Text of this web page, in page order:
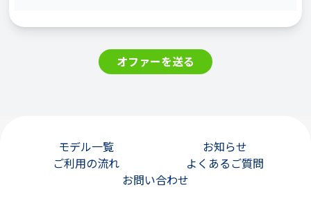
オファーを送る
モデル一覧
お知らせ
ご利用の流れ
よくあるご質問
お問い合わせ